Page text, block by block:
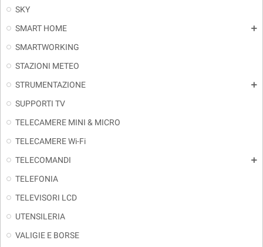
SKY
SMART HOME
add
SMARTWORKING
STAZIONI METEO
STRUMENTAZIONE
add
SUPPORTI TV
TELECAMERE MINI & MICRO
TELECAMERE Wi-Fi
TELECOMANDI
add
TELEFONIA
TELEVISORI LCD
UTENSILERIA
VALIGIE E BORSE